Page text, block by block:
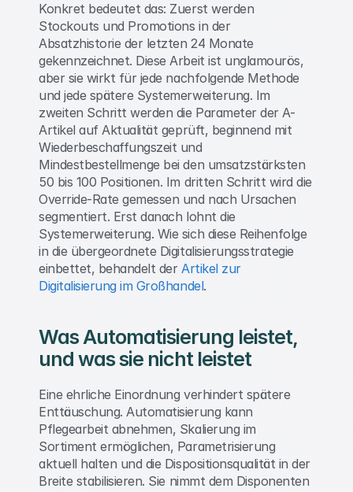
Konkret bedeutet das: Zuerst werden
Stockouts und Promotions in der
Absatzhistorie der letzten 24 Monate
gekennzeichnet. Diese Arbeit ist unglamourös,
aber sie wirkt für jede nachfolgende Methode
und jede spätere Systemerweiterung. Im
zweiten Schritt werden die Parameter der A-
Artikel auf Aktualität geprüft, beginnend mit
Wiederbeschaffungszeit und
Mindestbestellmenge bei den umsatzstärksten
50 bis 100 Positionen. Im dritten Schritt wird die
Override-Rate gemessen und nach Ursachen
segmentiert. Erst danach lohnt die
Systemerweiterung. Wie sich diese Reihenfolge
in die übergeordnete Digitalisierungsstrategie
einbettet, behandelt der Artikel zur
Digitalisierung im Großhandel.
Was Automatisierung leistet,
und was sie nicht leistet
Eine ehrliche Einordnung verhindert spätere
Enttäuschung. Automatisierung kann
Pflegearbeit abnehmen, Skalierung im
Sortiment ermöglichen, Parametrisierung
aktuell halten und die Dispositionsqualität in der
Breite stabilisieren. Sie nimmt dem Disponenten